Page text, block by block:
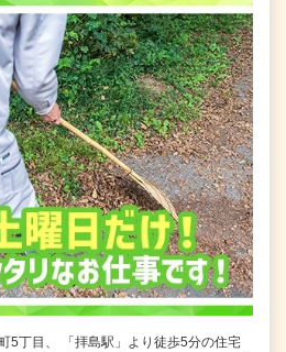
5丁目、 「拝島駅」より徒歩5分の住宅